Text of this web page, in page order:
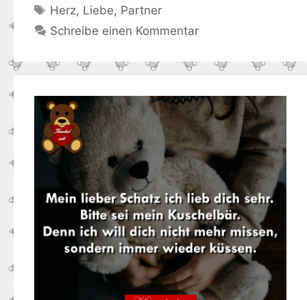
Schlagwörter
Herz, Liebe, Partner
Schreibe einen Kommentar